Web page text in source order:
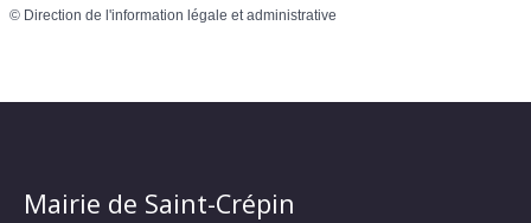
© Direction de l'information légale et administrative
Mairie de Saint-Crépin